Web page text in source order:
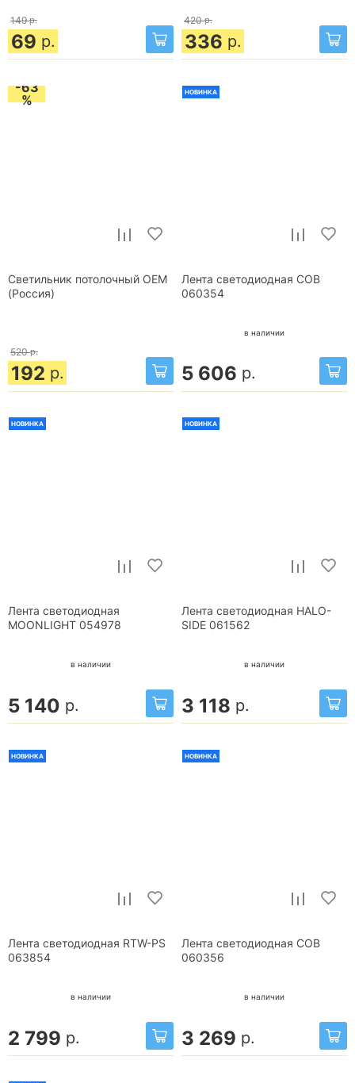
149 р.
69 р.
420 р.
336 р.
-63
%
Светильник потолочный OEM
(Россия)
520 р.
192 р.
НОВИНКА
Лента светодиодная COB
060354
в наличии
5 606 р.
НОВИНКА
Лента светодиодная
MOONLIGHT 054978
в наличии
5 140 р.
НОВИНКА
Лента светодиодная HALO-
SIDE 061562
в наличии
3 118 р.
НОВИНКА
Лента светодиодная RTW-PS
063854
в наличии
2 799 р.
НОВИНКА
Лента светодиодная COB
060356
в наличии
3 269 р.